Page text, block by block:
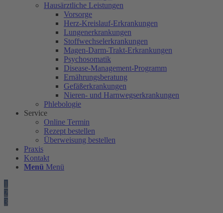
Hausärztliche Leistungen
Vorsorge
Herz-Kreislauf-Erkrankungen
Lungenerkrankungen
Stoffwechselerkrankungen
Magen-Darm-Trakt-Erkrankungen
Psychosomatik
Disease-Management-Programm
Ernährungsberatung
Gefäßerkrankungen
Nieren- und Harnwegserkrankungen
Phlebologie
Service
Online Termin
Rezept bestellen
Überweisung bestellen
Praxis
Kontakt
Menü Menü
1
2
3